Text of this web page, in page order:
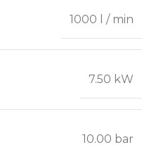
1000 l / min
7.50 kW
10.00 bar